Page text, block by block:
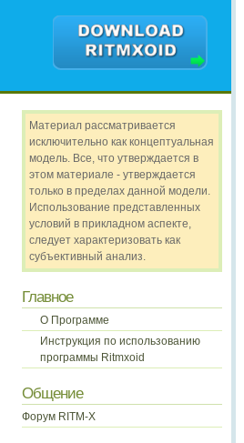
Материал рассматривается
исключительно как концептуальная
модель. Все, что утверждается в
этом материале - утверждается
только в пределах данной модели.
Использование представленных
условий в прикладном аспекте,
следует характеризовать как
субъективный анализ.
Главное
О Программе
Инструкция по использованию
программы Ritmxoid
Общение
Форум RITM-X